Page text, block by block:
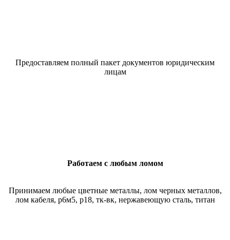
Предоставляем полный пакет документов юридическим
лицам
Работаем с любым ломом
Принимаем любые цветные металлы, лом черных металлов,
лом кабеля, р6м5, р18, тк-вк, нержавеющую сталь, титан